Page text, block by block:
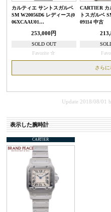
カルティエ サントスガルベ
SM W20056D6 レディース(0
06XCAAU01…
253,000円
SOLD OUT
Favorite
CARTIER カ
トスガルベ
09114 中古
さら
Update 2018/08/01
表示した腕時計
CARTIER